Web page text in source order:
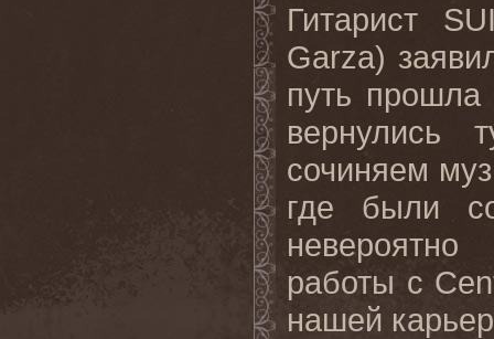
Гитарист
Garza)
путь
вернулись
сочиняем
где были
работы с
нашей